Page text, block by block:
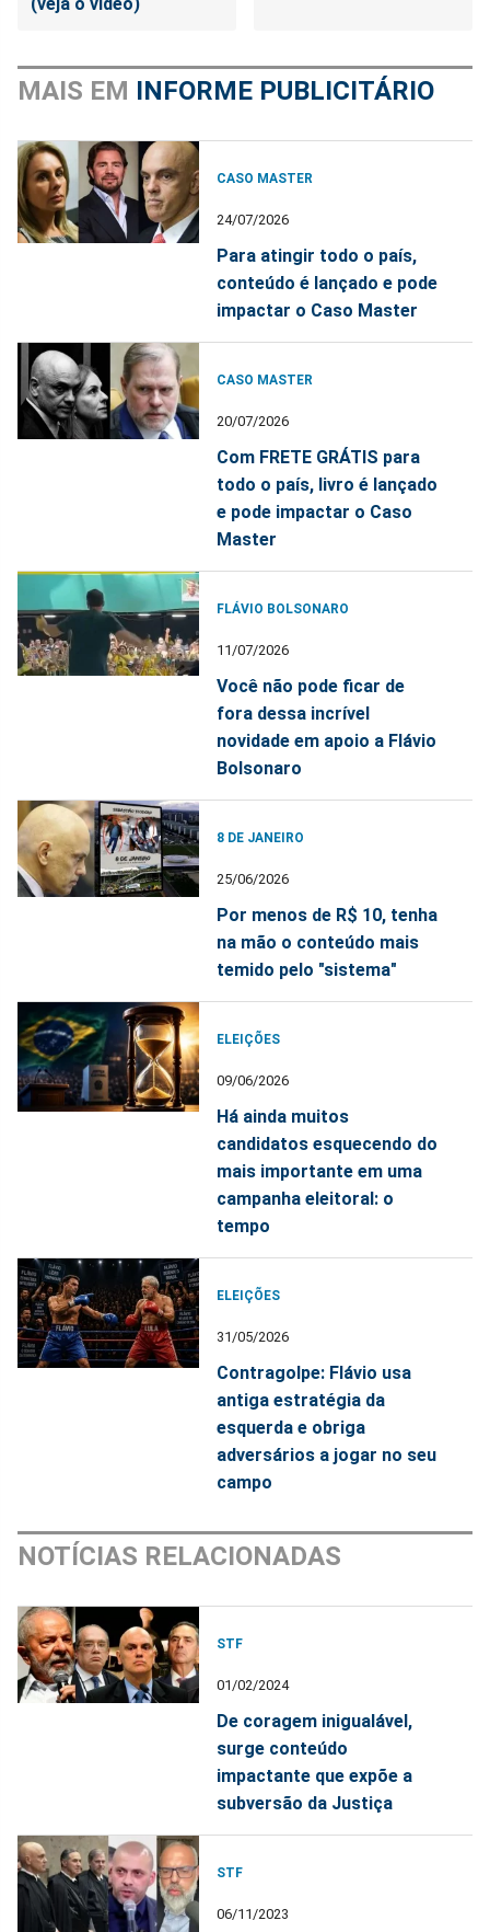
(veja o vídeo)
MAIS EM INFORME PUBLICITÁRIO
CASO MASTER
24/07/2026
Para atingir todo o país,
conteúdo é lançado e pode
impactar o Caso Master
CASO MASTER
20/07/2026
Com FRETE GRÁTIS para
todo o país, livro é lançado
e pode impactar o Caso
Master
FLÁVIO BOLSONARO
11/07/2026
Você não pode ficar de
fora dessa incrível
novidade em apoio a Flávio
Bolsonaro
8 DE JANEIRO
25/06/2026
Por menos de R$ 10, tenha
na mão o conteúdo mais
temido pelo "sistema"
ELEIÇÕES
09/06/2026
Há ainda muitos
candidatos esquecendo do
mais importante em uma
campanha eleitoral: o
tempo
ELEIÇÕES
31/05/2026
Contragolpe: Flávio usa
antiga estratégia da
esquerda e obriga
adversários a jogar no seu
campo
NOTÍCIAS RELACIONADAS
STF
01/02/2024
De coragem inigualável,
surge conteúdo
impactante que expõe a
subversão da Justiça
STF
06/11/2023